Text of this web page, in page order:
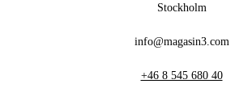
Stockholm
info@magasin3.com
+46 8 545 680 40